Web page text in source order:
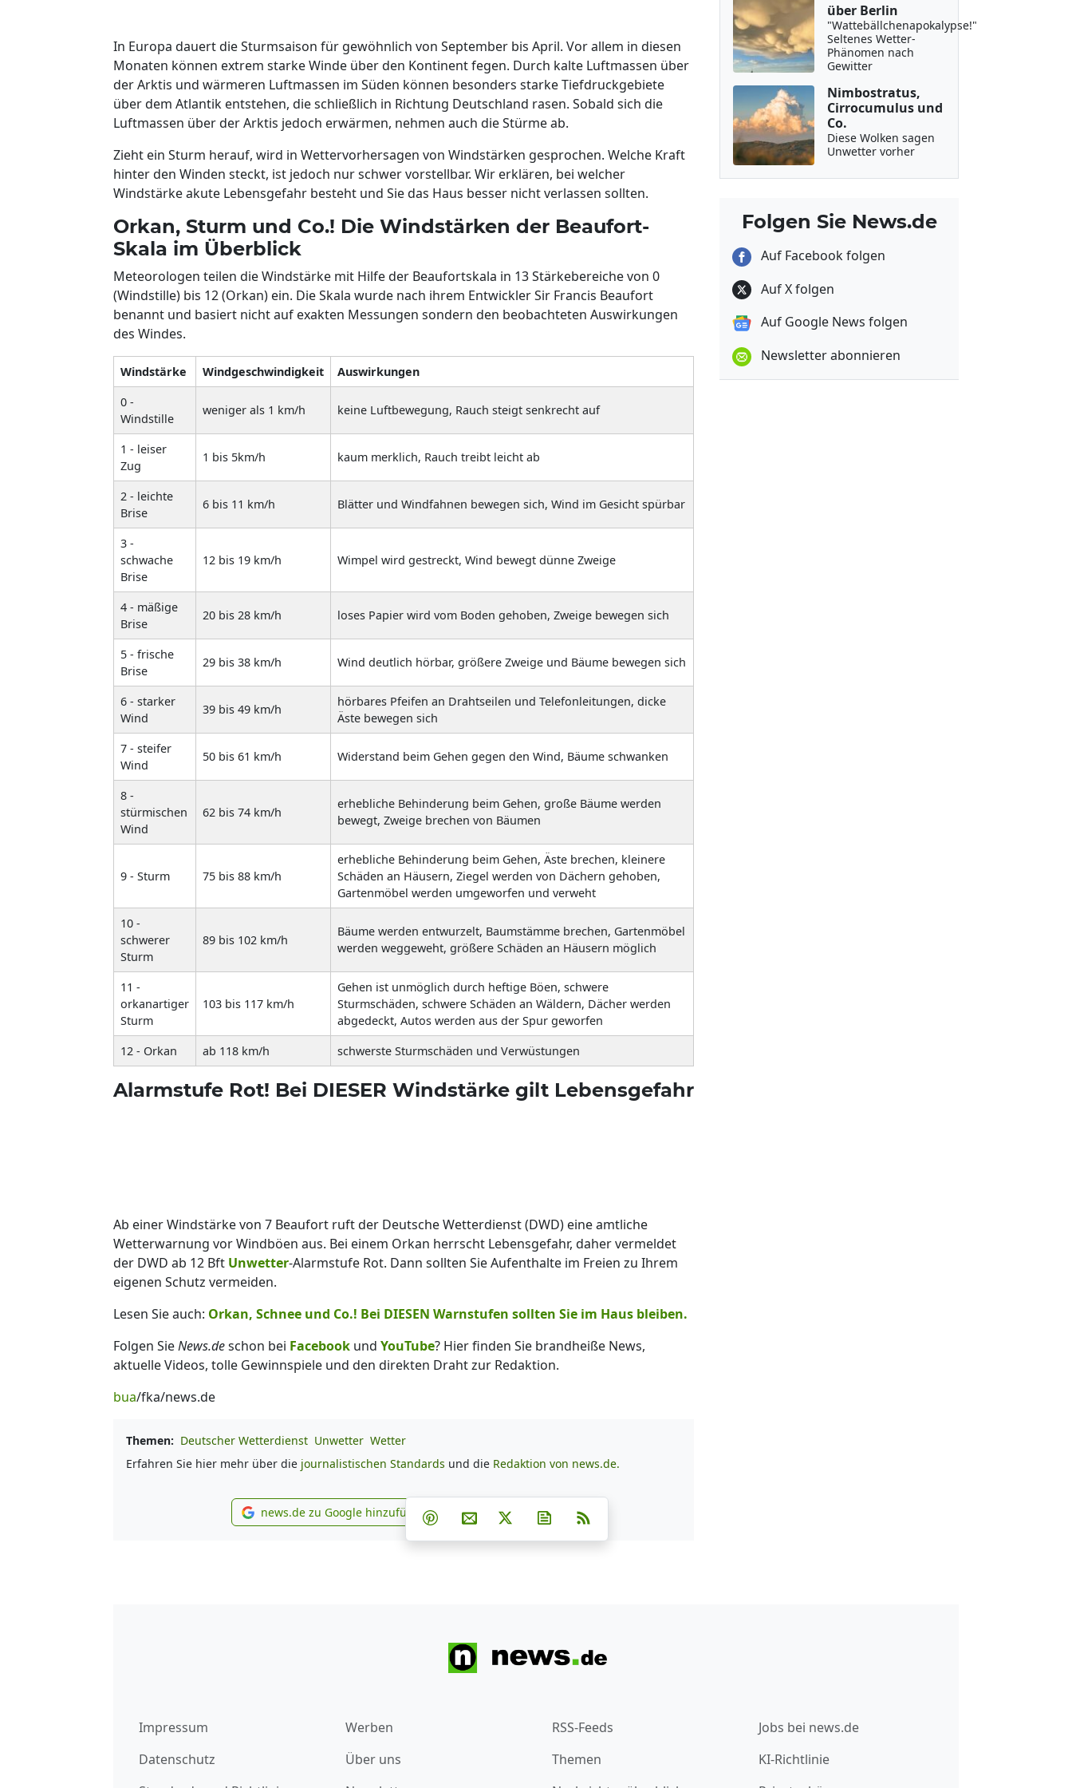
In Europa dauert die Sturmsaison für gewöhnlich von September bis April. Vor allem in diesen
Monaten können extrem starke Winde über den Kontinent fegen. Durch kalte Luftmassen über
der Arktis und wärmeren Luftmassen im Süden können besonders starke Tiefdruckgebiete
über dem Atlantik entstehen, die schließlich in Richtung Deutschland rasen. Sobald sich die
Luftmassen über der Arktis jedoch erwärmen, nehmen auch die Stürme ab.
Zieht ein Sturm herauf, wird in Wettervorhersagen von Windstärken gesprochen. Welche Kraft
hinter den Winden steckt, ist jedoch nur schwer vorstellbar. Wir erklären, bei welcher
Windstärke akute Lebensgefahr besteht und Sie das Haus besser nicht verlassen sollten.
Orkan, Sturm und Co.! Die Windstärken der Beaufort-
Skala im Überblick
Meteorologen teilen die Windstärke mit Hilfe der Beaufortskala in 13 Stärkebereiche von 0
(Windstille) bis 12 (Orkan) ein. Die Skala wurde nach ihrem Entwickler Sir Francis Beaufort
benannt und basiert nicht auf exakten Messungen sondern den beobachteten Auswirkungen
des Windes.
Windstärke Windgeschwindigkeit
Auswirkungen
0 -
Windstille
weniger als 1 km/h keine Luftbewegung, Rauch steigt senkrecht auf
1 - leiser
Zug
1 bis 5km/h kaum merklich, Rauch treibt leicht ab
2 - leichte
Brise
6 bis 11 km/h Blätter und Windfahnen bewegen sich, Wind im Gesicht spürbar
3 -
schwache
Brise
12 bis 19 km/h Wimpel wird gestreckt, Wind bewegt dünne Zweige
4 - mäßige
Brise
20 bis 28 km/h loses Papier wird vom Boden gehoben, Zweige bewegen sich
5 - frische
Brise
29 bis 38 km/h Wind deutlich hörbar, größere Zweige und Bäume bewegen sich
6 - starker
Wind
39 bis 49 km/h
hörbares Pfeifen an Drahtseilen und Telefonleitungen, dicke
Äste bewegen sich
7 - steifer
Wind
50 bis 61 km/h Widerstand beim Gehen gegen den Wind, Bäume schwanken
8 -
stürmischen
Wind
62 bis 74 km/h
erhebliche Behinderung beim Gehen, große Bäume werden
bewegt, Zweige brechen von Bäumen
9 - Sturm 75 bis 88 km/h
erhebliche Behinderung beim Gehen, Äste brechen, kleinere
Schäden an Häusern, Ziegel werden von Dächern gehoben,
Gartenmöbel werden umgeworfen und verweht
10 -
schwerer
Sturm
89 bis 102 km/h
Bäume werden entwurzelt, Baumstämme brechen, Gartenmöbel
werden weggeweht, größere Schäden an Häusern möglich
11 -
orkanartiger
Sturm
103 bis 117 km/h
Gehen ist unmöglich durch heftige Böen, schwere
Sturmschäden, schwere Schäden an Wäldern, Dächer werden
abgedeckt, Autos werden aus der Spur geworfen
12 - Orkan
ab 118 km/h schwerste Sturmschäden und Verwüstungen
Alarmstufe Rot! Bei DIESER Windstärke gilt Lebensgefahr
Ab einer Windstärke von 7 Beaufort ruft der Deutsche Wetterdienst (DWD) eine amtliche
Wetterwarnung vor Windböen aus. Bei einem Orkan herrscht Lebensgefahr, daher vermeldet
der DWD ab 12 Bft Unwetter-Alarmstufe Rot. Dann sollten Sie Aufenthalte im Freien zu Ihrem
eigenen Schutz vermeiden.
Lesen Sie auch: Orkan, Schnee und Co.! Bei DIESEN Warnstufen sollten Sie im Haus bleiben.
Folgen SieNews.deschon bei Facebook und YouTube? Hier finden Sie brandheiße News,
aktuelle Videos, tolle Gewinnspiele und den direkten Draht zur Redaktion.
bua/fka/news.de
Themen: Deutscher Wetterdienst Unwetter Wetter
Erfahren Sie hier mehr über die journalistischen Standards und die Redaktion von news.de.
news.de zu Google hinzufügen
news.de zu Google hinzufügen Teilen auf Facebook
Teilen auf Whatsapp
Teilen auf Telegram
Teilen auf Pinterest
Per E-Mail teilen
Post auf XNewsletter abonnieren
über Berlin
"Wattebällchenapokalypse!"
Seltenes Wetter-
Phänomen nach
Gewitter
Nimbostratus,
Cirrocumulus und
Co.
Diese Wolken sagen
Unwetter vorher
Folgen Sie News.de
Auf Facebook folgen
Auf X folgen
Auf Google News folgen
Newsletter abonnieren
Impressum
Datenschutz
Werben
Über uns
RSS-Feeds
Themen
Jobs bei news.de
KI-Richtlinie